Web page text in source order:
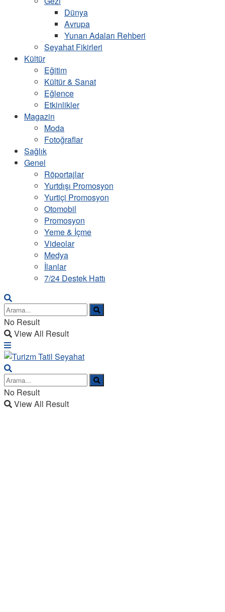
Dünya
Avrupa
Yunan Adaları Rehberi
Seyahat Fikirleri
Kültür
Eğitim
Kültür & Sanat
Eğlence
Etkinlikler
Magazin
Moda
Fotoğraflar
Sağlık
Genel
Röportajlar
Yurtdışı Promosyon
Yurtiçi Promosyon
Otomobil
Promosyon
Yeme & İçme
Videolar
Medya
İlanlar
7/24 Destek Hattı
No Result
View All Result
No Result
View All Result